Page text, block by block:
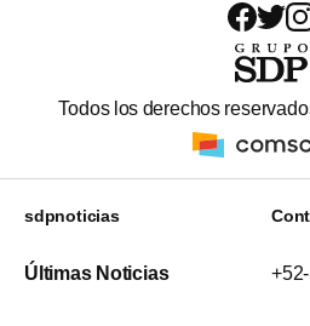
Todos los derechos
sdpnoticias
Últimas Noticias